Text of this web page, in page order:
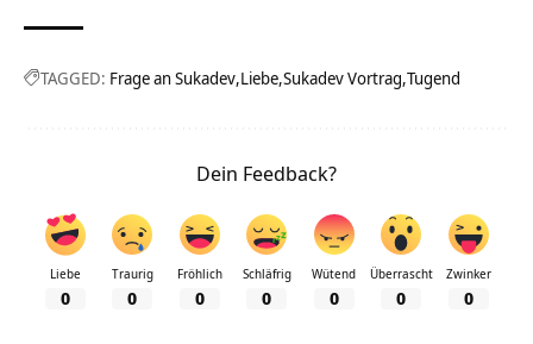
TAGGED: Frage an Sukadev Liebe Sukadev Vortrag Tugend
Dein Feedback?
Liebe
0
Traurig
0
Fröhlich
0
Schläfrig
0
Wütend
0
Überrascht
0
Zwinker
0